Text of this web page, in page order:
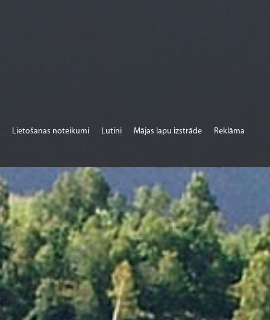
Lietošanas noteikumi Lutini Mājas lapu izstrāde Reklāma